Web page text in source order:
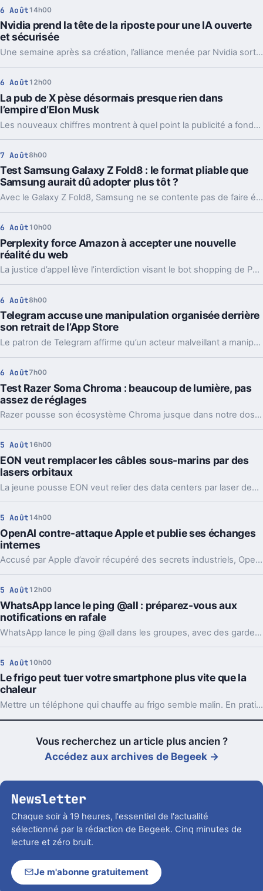
6 Août 14h00
Nvidia prend la tête de la riposte pour une IA ouverte
et sécurisée
Une semaine après sa création, l’alliance menée par Nvidia sort déjà des propositions concrètes pour sécuriser l’IA ouverte. Et ce timing compte.
6 Août 12h00
La pub de X pèse désormais presque rien dans
l’empire d’Elon Musk
Les nouveaux chiffres montrent à quel point la publicité a fondu sur X depuis 2022. Et même en légère hausse sur un trimestre, elle pèse peu dans l’ensemble.
7 Août8h00
Test Samsung Galaxy Z Fold8 : le format pliable que
Samsung aurait dû adopter plus tôt ?
Avec le Galaxy Z Fold8, Samsung ne se contente pas de faire évoluer son smartphone pliable : il change complètement sa philosophie avec un appareil plus court, plus large et étonnamment compact. Un choix qui fonctionne particulièrement bien au quotidien, même si les concessions faites sur la photo et l’autonomie sont difficiles à ignorer sur un smartphone vendu à partir de 1 999 euros.
6 Août 10h00
Perplexity force Amazon à accepter une nouvelle
réalité du web
La justice d’appel lève l’interdiction visant le bot shopping de Perplexity sur Amazon. Une victoire nette, mais loin d’être la fin du match.
6 Août8h00
Telegram accuse une manipulation organisée derrière
son retrait de l’App Store
Le patron de Telegram affirme qu’un acteur malveillant a manipulé les signalements pour faire retirer l’app par Apple. Un précédent qui inquiète vraiment.
6 Août7h00
Test Razer Soma Chroma : beaucoup de lumière, pas
assez de réglages
Razer pousse son écosystème Chroma jusque dans notre dos avec la Soma Chroma, une chaise gaming bardée de RGB et proposée à 529,99 euros. Spectaculaire dans un setup, confortable au quotidien, elle nous laisse pourtant un sentiment mitigé face à une ergonomie étonnamment peu personnalisable à ce niveau de prix.
5 Août 16h00
EON veut remplacer les câbles sous-marins par des
lasers orbitaux
La jeune pousse EON veut relier des data centers par laser depuis l’orbite. Une idée très ambitieuse, portée par l’explosion des besoins en IA.
5 Août 14h00
OpenAI contre-attaque Apple et publie ses échanges
internes
Accusé par Apple d’avoir récupéré des secrets industriels, OpenAI riposte avec des mails et des logs de chat. L’enjeu va bien au-delà du simple procès.
5 Août 12h00
WhatsApp lance le ping @all : préparez-vous aux
notifications en rafale
WhatsApp lance le ping @all dans les groupes, avec des garde-fous. Sondages et création de sous-groupes gagnent aussi en souplesse.
5 Août 10h00
Le frigo peut tuer votre smartphone plus vite que la
chaleur
Mettre un téléphone qui chauffe au frigo semble malin. En pratique, la condensation et le choc thermique peuvent l’abîmer bien plus vite.
Vous recherchez un article plus ancien ?
Accédez aux archives de Begeek →
Newsletter
Chaque soir à 19 heures, l'essentiel de l'actualité
sélectionné par la rédaction de Begeek. Cinq minutes de
lecture et zéro bruit.
Je m'abonne gratuitement